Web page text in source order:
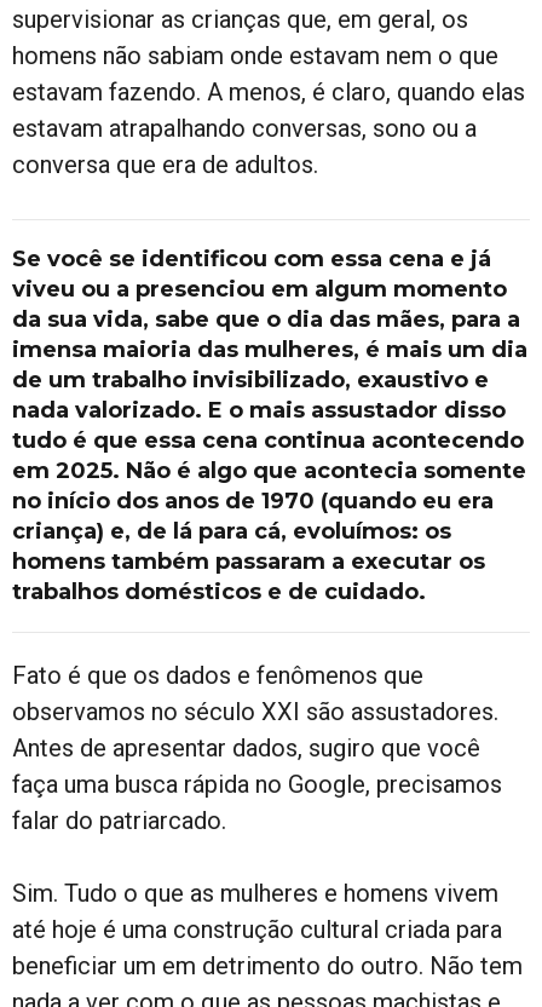
supervisionar as crianças que, em geral, os
homens não sabiam onde estavam nem o que
estavam fazendo. A menos, é claro, quando elas
estavam atrapalhando conversas, sono ou a
conversa que era de adultos.
Se você se identificou com essa cena e já
viveu ou a presenciou em algum momento
da sua vida, sabe que o dia das mães, para a
imensa maioria das mulheres, é mais um dia
de um trabalho invisibilizado, exaustivo e
nada valorizado. E o mais assustador disso
tudo é que essa cena continua acontecendo
em 2025. Não é algo que acontecia somente
no início dos anos de 1970 (quando eu era
criança) e, de lá para cá, evoluímos: os
homens também passaram a executar os
trabalhos domésticos e de cuidado.
Fato é que os dados e fenômenos que
observamos no século XXI são assustadores.
Antes de apresentar dados, sugiro que você
faça uma busca rápida no Google, precisamos
falar do patriarcado.
Sim. Tudo o que as mulheres e homens vivem
até hoje é uma construção cultural criada para
beneficiar um em detrimento do outro. Não tem